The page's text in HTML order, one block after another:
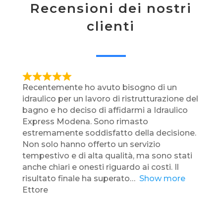
Recensioni dei nostri
clienti
R
a
t
e
d
5
,
0
o
u
t
Recentemente ho avuto bisogno di un
idraulico per un lavoro di ristrutturazione del
bagno e ho deciso di affidarmi a Idraulico
Express Modena. Sono rimasto
estremamente soddisfatto della decisione.
Non solo hanno offerto un servizio
tempestivo e di alta qualità, ma sono stati
anche chiari e onesti riguardo ai costi. Il
risultato finale ha superato
Show more
Ettore